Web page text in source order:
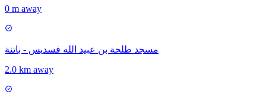
0 m away
مسجد طلحة بن عبيد الله فسديس - باتنة
2.0 km away